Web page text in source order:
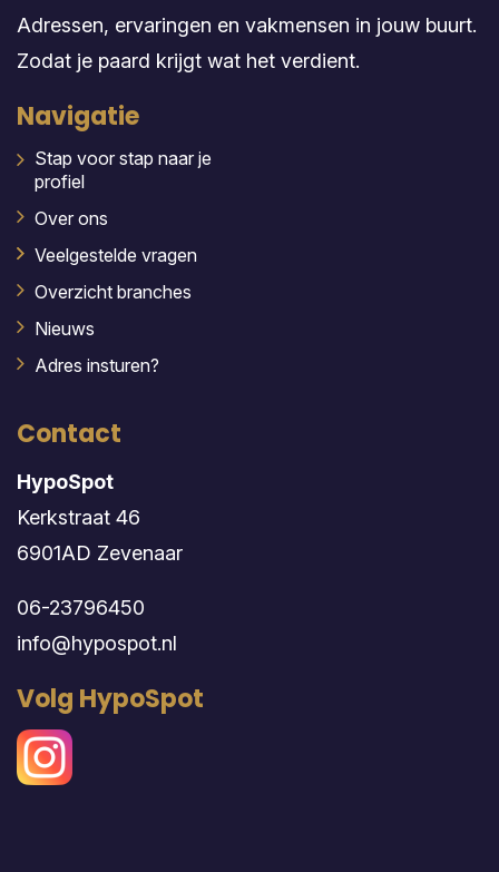
Adressen, ervaringen en vakmensen in jouw buurt.
Zodat je paard krijgt wat het verdient.
Navigatie
Stap voor stap naar je
profiel
Over ons
Veelgestelde vragen
Overzicht branches
Nieuws
Adres insturen?
Contact
HypoSpot
Kerkstraat 46
6901AD Zevenaar
06-23796450
info@hypospot.nl
Volg HypoSpot